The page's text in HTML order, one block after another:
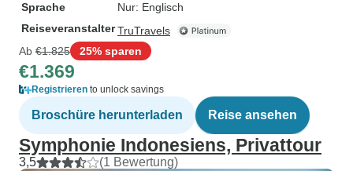
Sprache
Nur: Englisch
ReiseveranstalterTruTravels
Ab €1.825 25% sparen
€1.369
Registrieren to unlock savings
Broschüre herunterladen Reise ansehen
Symphonie Indonesiens, Privattour
3,5 (1 Bewertung)